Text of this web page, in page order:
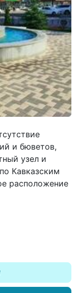
и бюветов,
узел и
Кавказским
расположение